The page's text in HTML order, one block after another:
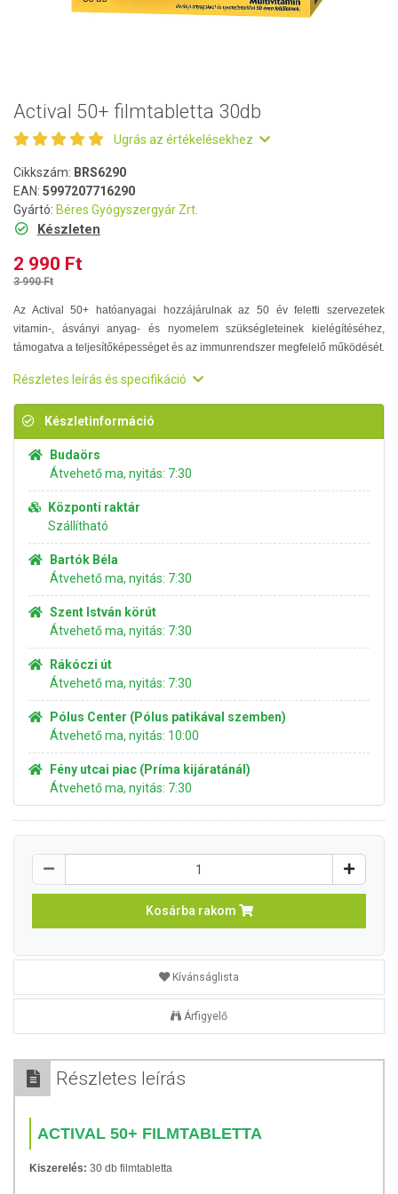
Actival 50+ filmtabletta 30db
Ugrás az értékelésekhez
Cikkszám: BRS6290
EAN: 5997207716290
Gyártó: Béres Gyógyszergyár Zrt.
Készleten
2 990 Ft
3 990 Ft
Az Actival 50+ hatóanyagai hozzájárulnak az 50 év feletti szervezetek
vitamin-, ásványi anyag- és nyomelem szükségleteinek kielégítéséhez,
támogatva a teljesítőképességet és az immunrendszer megfelelő működését.
Részletes leírás és specifikáció
Készletinformáció
Budaörs
Átvehető ma, nyitás: 7:30
Központi raktár
Szállítható
Bartók Béla
Átvehető ma, nyitás: 7:30
Szent István körút
Átvehető ma, nyitás: 7:30
Rákóczi út
Átvehető ma, nyitás: 7:30
Pólus Center (Pólus patikával szemben)
Átvehető ma, nyitás: 10:00
Fény utcai piac (Príma kijáratánál)
Átvehető ma, nyitás: 7:30
Kosárba rakom
Kívánságlista
Árfigyelő
Részletes leírás
ACTIVAL 50+ FILMTABLETTA
Kiszerelés: 30 db filmtabletta